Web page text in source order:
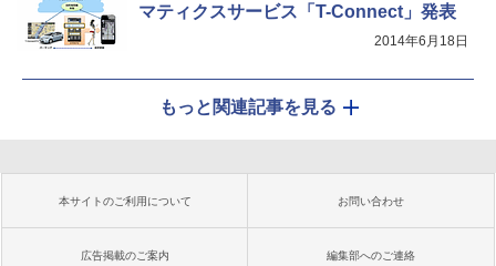
マティクスサービス「T-Connect」発表
2014年6月18日
もっと関連記事を見る
本サイトのご利用について お問い合わせ
広告掲載のご案内 編集部へのご連絡